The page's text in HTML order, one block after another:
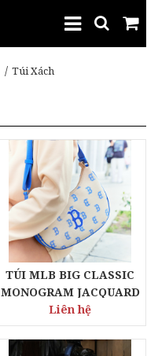
Túi Xách
TÚI MLB BIG CLASSIC
MONOGRAM JACQUARD
L-HOBO BAG BOSTON
RED SOX - L SAND
Liên hệ